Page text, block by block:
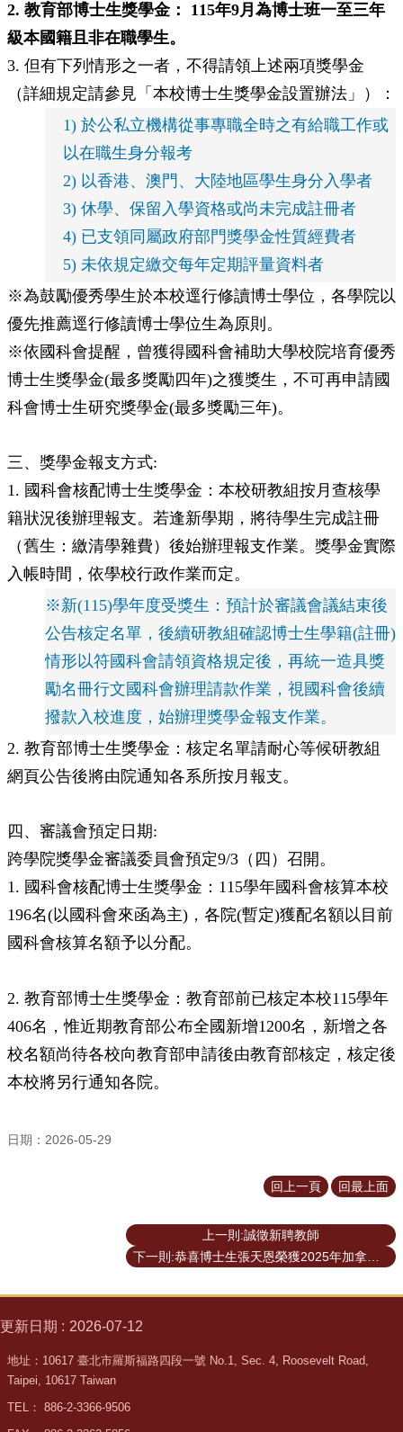
2. 教育部博士生獎學金： 115年9月為博士班一至三年
級本國籍且非在職學生。
3. 但有下列情形之一者，不得請領上述兩項獎學金
（詳細規定請參見「本校博士生獎學金設置辦法」）：
1) 於公私立機構從事專職全時之有給職工作或
以在職生身分報考
2) 以香港、澳門、大陸地區學生身分入學者
3) 休學、保留入學資格或尚未完成註冊者
4) 已支領同屬政府部門獎學金性質經費者
5) 未依規定繳交每年定期評量資料者
※為鼓勵優秀學生於本校逕行修讀博士學位，各學院以
優先推薦逕行修讀博士學位生為原則。
※依國科會提醒，曾獲得國科會補助大學校院培育優秀
博士生獎學金(最多獎勵四年)之獲獎生，不可再申請國
科會博士生研究獎學金(最多獎勵三年)。
三、獎學金報支方式:
1. 國科會核配博士生獎學金：本校研教組按月查核學
籍狀況後辦理報支。若逢新學期，將待學生完成註冊
（舊生：繳清學雜費）後始辦理報支作業。獎學金實際
入帳時間，依學校行政作業而定。
※新(115)學年度受獎生：預計於審議會議結束後
公告核定名單，後續研教組確認博士生學籍(註冊)
情形以符國科會請領資格規定後，再統一造具獎
勵名冊行文國科會辦理請款作業，視國科會後續
撥款入校進度，始辦理獎學金報支作業。
2. 教育部博士生獎學金：核定名單請耐心等候研教組
網頁公告後將由院通知各系所按月報支。
四、審議會預定日期:
跨學院獎學金審議委員會預定9/3（四）召開。
1. 國科會核配博士生獎學金：115學年國科會核算本校
196名(以國科會來函為主)，各院(暫定)獲配名額以目前
國科會核算名額予以分配。
2. 教育部博士生獎學金：教育部前已核定本校115學年
406名，惟近期教育部公布全國新增1200名，新增之各
校名額尚待各校向教育部申請後由教育部核定，核定後
本校將另行通知各院。
日期：2026-05-29
回上一頁 回最上面
上一則:誠徵新聘教師
更新日期 2026-07-12
地址：10617 臺北市羅斯福路四段一號 No.1, Sec. 4, Roosevelt Road,
Taipei, 10617 Taiwan
TEL： 886-2-3366-9506